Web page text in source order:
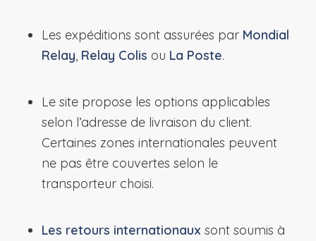
Les expéditions sont assurées par Mondial
Relay, Relay Colis ou La Poste.
Le site propose les options applicables
selon l’adresse de livraison du client.
Certaines zones internationales peuvent
ne pas être couvertes selon le
transporteur choisi.
Les retours internationaux sont soumis à